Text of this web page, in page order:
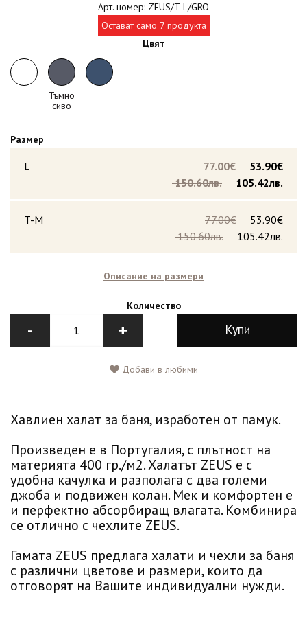
Арт. номер: ZEUS/T-L/GRO
Остават само 7 продукта
Цвят
Тъмно
сиво
Размер
L 53.90€
77.00€
105.42лв.
150.60лв.
T-M 53.90€
77.00€
105.42лв.
150.60лв.
Описание на размери
Количество
- + Купи
Добави в любими
Хавлиен халат за баня, изработен от памук.
Произведен е в Португалия, с плътност на
материята 400 гр./м2. Халатът ZEUS е с
удобна качулка и разполага с два големи
джоба и подвижен колан. Мек и комфортен е
и перфектно абсорбиращ влагата. Комбинира
се отлично с чехлите ZEUS.
Гамата ZEUS предлага халати и чехли за баня
с различни цветове и размери, които да
отговорят на Вашите индивидуални нужди.